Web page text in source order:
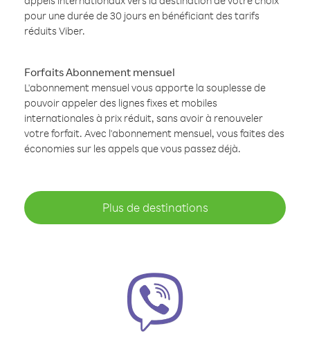
pour une durée de 30 jours en bénéficiant des tarifs
réduits Viber.
Forfaits Abonnement mensuel
L'abonnement mensuel vous apporte la souplesse de
pouvoir appeler des lignes fixes et mobiles
internationales à prix réduit, sans avoir à renouveler
votre forfait. Avec l'abonnement mensuel, vous faites des
économies sur les appels que vous passez déjà.
Plus de destinations